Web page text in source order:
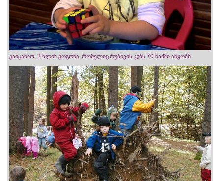
გაიცანით, 2 წლის გოგონა, რომელიც რუბიკის კუბს 70 წამში აწყობს